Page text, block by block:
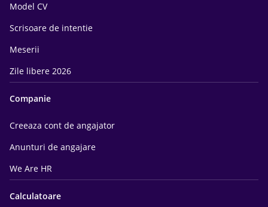
Model CV
Scrisoare de intentie
Meserii
Zile libere 2026
Companie
Creeaza cont de angajator
Anunturi de angajare
We Are HR
Calculatoare